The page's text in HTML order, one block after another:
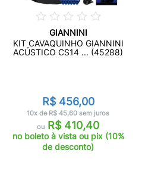
GIANNINI
KIT CAVAQUINHO GIANNINI
ACÚSTICO CS14 ... (45288)
R$ 456,00
10x de R$ 45,60 sem juros
ou R$ 410,40
no boleto à vista ou pix (10%
de desconto)